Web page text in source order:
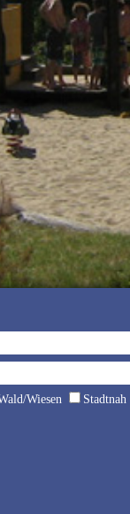
Wiesen Stadtnah